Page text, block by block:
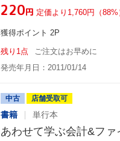
¥220円 定価より1,760円（88%
獲得ポイント 2P
残り1点
ご注文はお早めに
発売年月日：2011/01/14
中古 店舗受取可
書籍 単行本
あわせて学ぶ会計&フ